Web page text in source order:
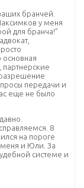
бранчей.
у меня
для бранча!”
партнерские
передачи и
еще не было
8
на пороге
меня и Юли. За
системе и